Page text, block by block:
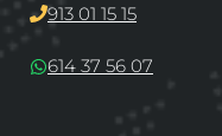
913 01 15 15
614 37 56 07